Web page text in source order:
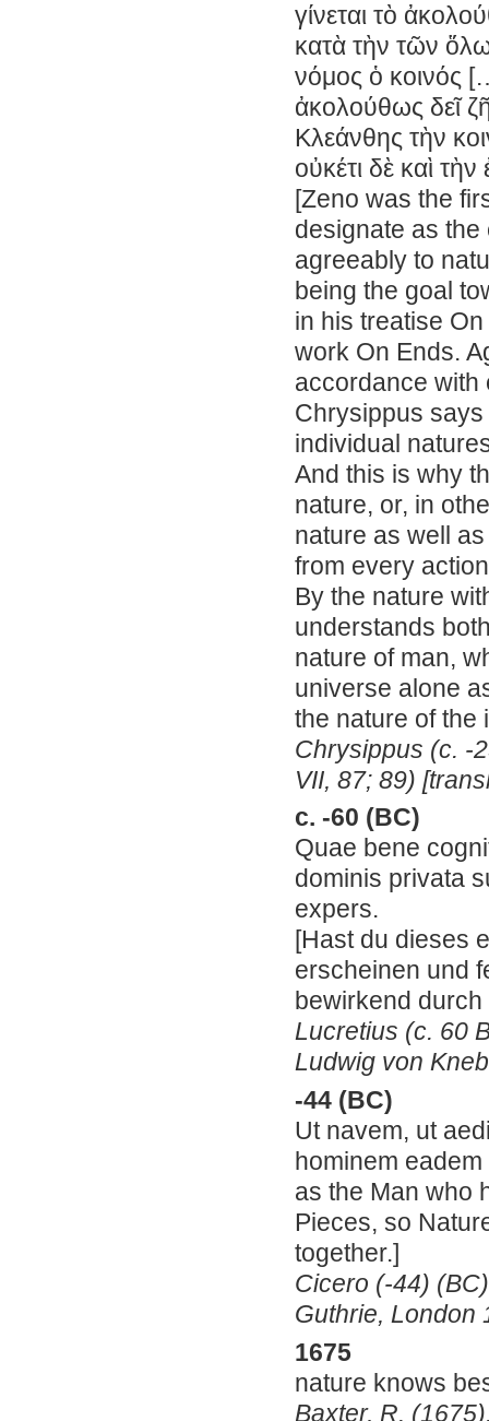
γίνεται τὸ
κατὰ τὴν τῶν
νόμος ὁ κοινός
ἀκολούθως δεῖ
Κλεάνθης τὴν
οὐκέτι δὲ καὶ
[Zeno was the
designate as the
agreeably to
being the goal
in his treatise
work On Ends.
accordance with
Chrysippus
individual
And this is why
nature, or, in
nature as well
from every
By the nature
understands
nature of man,
universe alone
the nature of the
Chrysippus (c. -
VII, 87; 89)
c. -60 (BC)
Quae bene
dominis privata
expers.
[Hast du dieses
erscheinen und
bewirkend
Lucretius (c. 60
Ludwig von
-44 (BC)
Ut navem, ut
hominem
as the Man who
Pieces, so
together.]
Cicero (-44)
Guthrie, London
1675
nature knows
Baxter, R.